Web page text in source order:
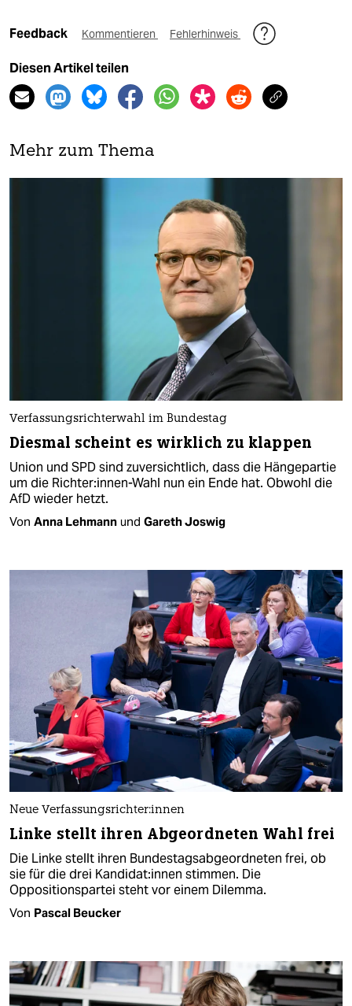
Feedback Kommentieren Fehlerhinweis
Diesen Artikel teilen
Mehr zum Thema
Verfassungsrichterwahl im Bundestag
Diesmal scheint es wirklich zu klappen
Union und SPD sind zuversichtlich, dass die Hängepartie
um die Rich­te­r:in­nen­-Wahl nun ein Ende hat. Obwohl die
AfD wieder hetzt.
Von Anna Lehmann und Gareth Joswig
Neue Ver­fas­sungs­rich­te­r:in­nen
Linke stellt ihren Abgeordneten Wahl frei
Die Linke stellt ihren Bundestagsabgeordneten frei, ob
sie für die drei Kan­di­da­t:in­nen stimmen. Die
Oppositionspartei steht vor einem Dilemma.
Von Pascal Beucker